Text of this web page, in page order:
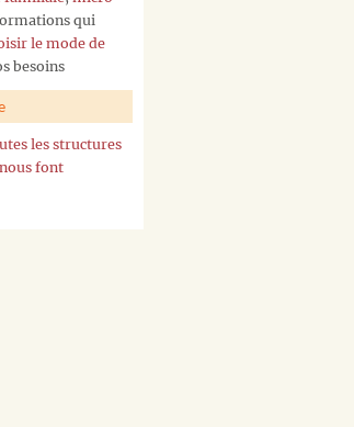
qui
le mode de
besoins
les structures
font